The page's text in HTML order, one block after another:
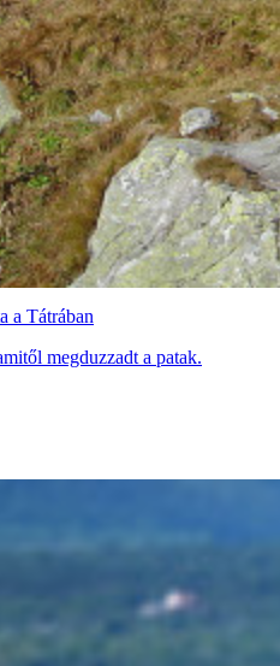
a Tátrában
megduzzadt a patak.